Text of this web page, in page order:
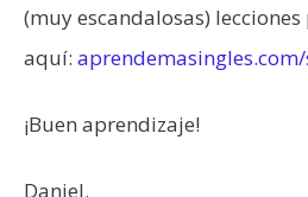
(muy escandalosas)
aquí:
¡Buen aprendizaje!
Daniel.